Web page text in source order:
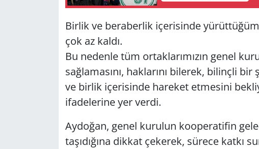
Birlik ve beraberlik içerisinde
çok az kaldı.
Bu nedenle tüm ortaklarımızın genel
sağlamasını, haklarını bilerek, bilinçli
ve birlik içerisinde hareket etmesini
ifadelerine yer verdi.
Aydoğan, genel kurulun kooperatifin
taşıdığına dikkat çekerek, sürece katkı